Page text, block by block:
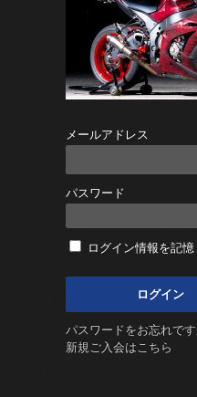
メールアドレス
パスワード
ログイン情報を記憶
パスワードをお忘れです
新規ご入会はこちら